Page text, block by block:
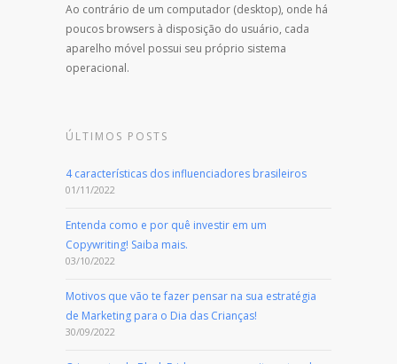
Ao contrário de um computador (desktop), onde há
poucos browsers à disposição do usuário, cada
aparelho móvel possui seu próprio sistema
operacional.
ÚLTIMOS POSTS
4 características dos influenciadores brasileiros
01/11/2022
Entenda como e por quê investir em um
Copywriting! Saiba mais.
03/10/2022
Motivos que vão te fazer pensar na sua estratégia
de Marketing para o Dia das Crianças!
30/09/2022